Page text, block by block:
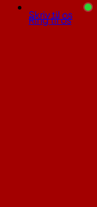
Ring til os
Skriv til os